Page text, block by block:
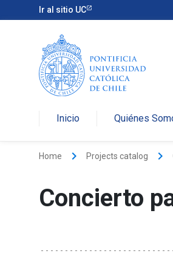
Ir al sitio UC
Inicio Quiénes
Home keyboard_arrow_right Projects catalog keyboard_arrow_right
Concierto